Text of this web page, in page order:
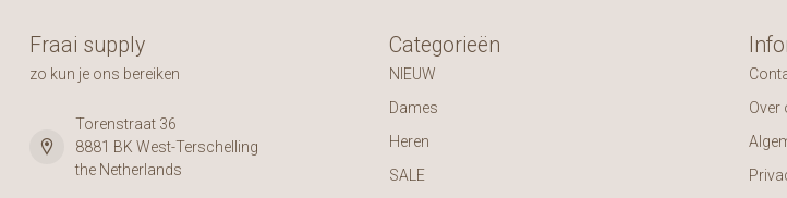
Fraai supply
zo kun je ons bereiken
Torenstraat 36
8881 BK West-Terschelling
the Netherlands
Categorieën
NIEUW
Dames
Heren
SALE
Over